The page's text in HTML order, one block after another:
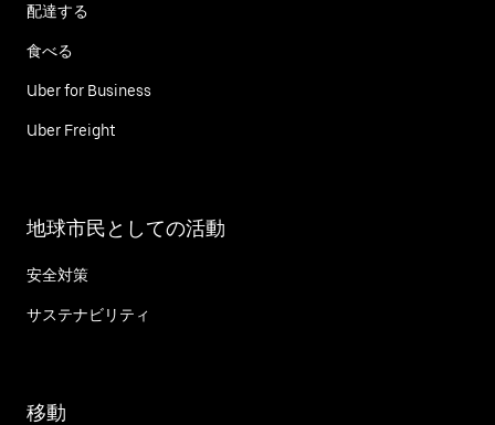
配達する
食べる
Uber for Business
Uber Freight
地球市民としての活動
安全対策
サステナビリティ
移動